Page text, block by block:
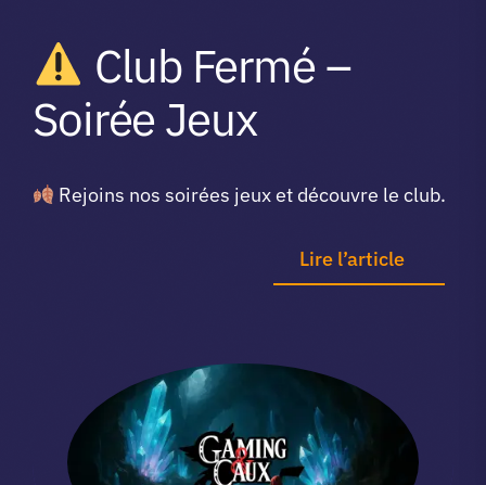
A propos du club
Contact
app.
Vibe Game
Club Fermé –
Soirée Jeux
Rejoins nos soirées jeux et découvre le club.
Lire l’article